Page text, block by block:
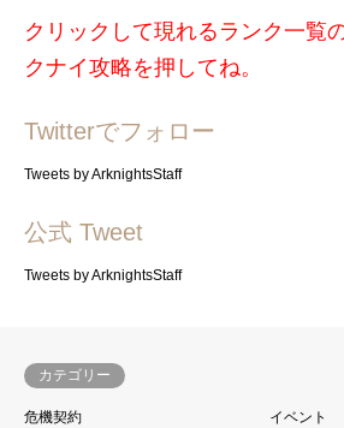
クリックして現れるランク一覧
クナイ攻略を押してね。
Twitterでフォロー
Tweets by ArknightsStaff
公式 Tweet
Tweets by ArknightsStaff
カテゴリー
危機契約
イベント